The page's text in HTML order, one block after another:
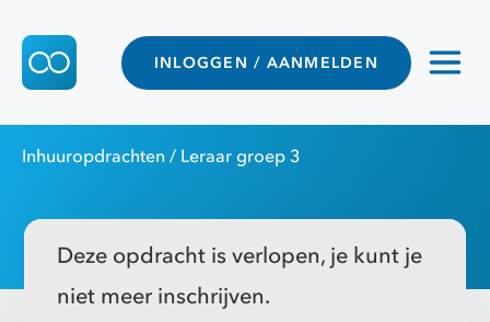
INLOGGEN / AANMELDEN
Inhuuropdrachten / Leraar groep 3
Deze opdracht is verlopen, je kunt je
niet meer inschrijven.